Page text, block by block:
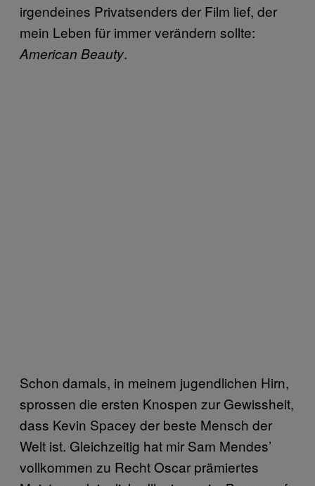
irgendeines Privatsenders der Film lief, der
mein Leben für immer verändern sollte:
American Beauty.
Schon damals, in meinem jugendlichen Hirn,
sprossen die ersten Knospen zur Gewissheit,
dass Kevin Spacey der beste Mensch der
Welt ist. Gleichzeitig hat mir Sam Mendes’
vollkommen zu Recht Oscar prämiertes